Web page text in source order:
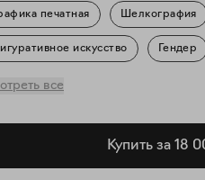
печатная Шелкография
искусство Гендер
все
Купить за 18